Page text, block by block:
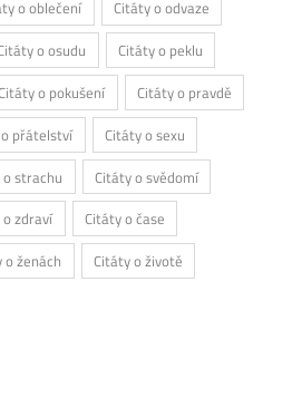
o oblečení
Citáty o odvaze
o osudu
Citáty o peklu
o pokušení
Citáty o pravdě
přátelství
Citáty o sexu
strachu
Citáty o svědomí
zdraví
Citáty o čase
o ženách Citáty o životě